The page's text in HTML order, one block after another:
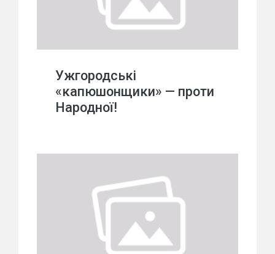
Ужгородські
«капюшонщики» — проти
Народної!